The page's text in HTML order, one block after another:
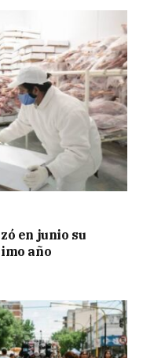
en junio su
año